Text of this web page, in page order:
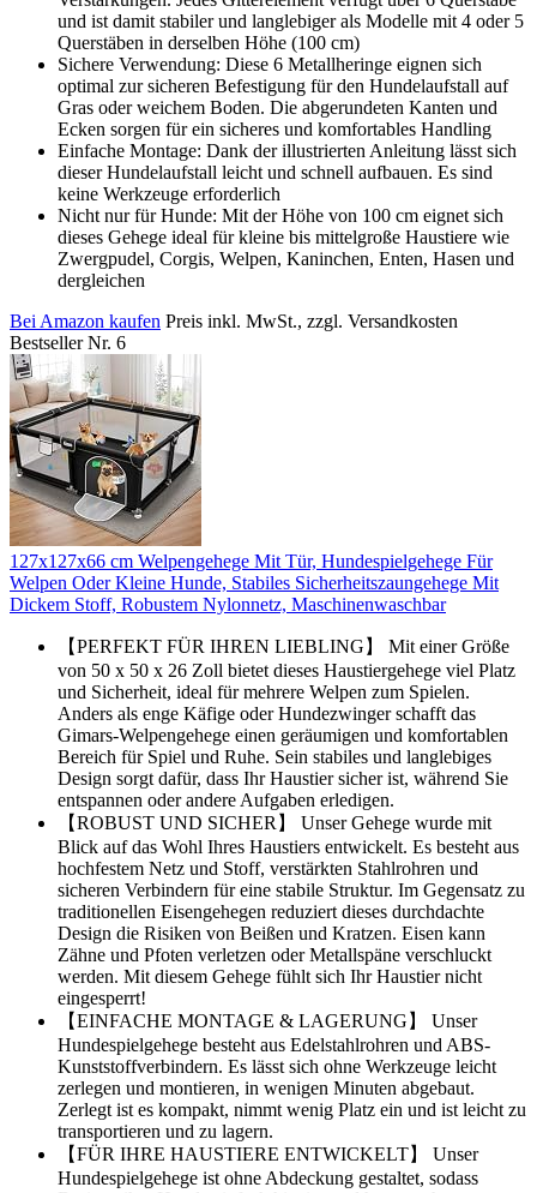
und ist damit stabiler und langlebiger als Modelle mit 4 oder 5
Querstäben in derselben Höhe (100 cm)
Sichere Verwendung: Diese 6 Metallheringe eignen sich
optimal zur sicheren Befestigung für den Hundelaufstall auf
Gras oder weichem Boden. Die abgerundeten Kanten und
Ecken sorgen für ein sicheres und komfortables Handling
Einfache Montage: Dank der illustrierten Anleitung lässt sich
dieser Hundelaufstall leicht und schnell aufbauen. Es sind
keine Werkzeuge erforderlich
Nicht nur für Hunde: Mit der Höhe von 100 cm eignet sich
dieses Gehege ideal für kleine bis mittelgroße Haustiere wie
Zwergpudel, Corgis, Welpen, Kaninchen, Enten, Hasen und
dergleichen
Bei Amazon kaufen Preis inkl. MwSt., zzgl. Versandkosten
Bestseller Nr. 6
127x127x66 cm Welpengehege Mit Tür, Hundespielgehege Für
Welpen Oder Kleine Hunde, Stabiles Sicherheitszaungehege Mit
Dickem Stoff, Robustem Nylonnetz, Maschinenwaschbar
【PERFEKT FÜR IHREN LIEBLING】 Mit einer Größe
von 50 x 50 x 26 Zoll bietet dieses Haustiergehege viel Platz
und Sicherheit, ideal für mehrere Welpen zum Spielen.
Anders als enge Käfige oder Hundezwinger schafft das
Gimars-Welpengehege einen geräumigen und komfortablen
Bereich für Spiel und Ruhe. Sein stabiles und langlebiges
Design sorgt dafür, dass Ihr Haustier sicher ist, während Sie
entspannen oder andere Aufgaben erledigen.
【ROBUST UND SICHER】 Unser Gehege wurde mit
Blick auf das Wohl Ihres Haustiers entwickelt. Es besteht aus
hochfestem Netz und Stoff, verstärkten Stahlrohren und
sicheren Verbindern für eine stabile Struktur. Im Gegensatz zu
traditionellen Eisengehegen reduziert dieses durchdachte
Design die Risiken von Beißen und Kratzen. Eisen kann
Zähne und Pfoten verletzen oder Metallspäne verschluckt
werden. Mit diesem Gehege fühlt sich Ihr Haustier nicht
eingesperrt!
【EINFACHE MONTAGE & LAGERUNG】 Unser
Hundespielgehege besteht aus Edelstahlrohren und ABS-
Kunststoffverbindern. Es lässt sich ohne Werkzeuge leicht
zerlegen und montieren, in wenigen Minuten abgebaut.
Zerlegt ist es kompakt, nimmt wenig Platz ein und ist leicht zu
transportieren und zu lagern.
【FÜR IHRE HAUSTIERE ENTWICKELT】 Unser
Hundespielgehege ist ohne Abdeckung gestaltet, sodass